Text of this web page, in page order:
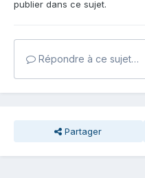
publier dans ce sujet.
Répondre à ce sujet…
Partager